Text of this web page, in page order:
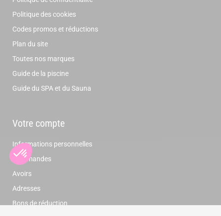
Politique des cookies
Codes promos et réductions
Plan du site
Toutes nos marques
Guide de la piscine
Guide du SPA et du Sauna
Votre compte
Informations personnelles
Commandes
Avoirs
Adresses
Bons de réduction